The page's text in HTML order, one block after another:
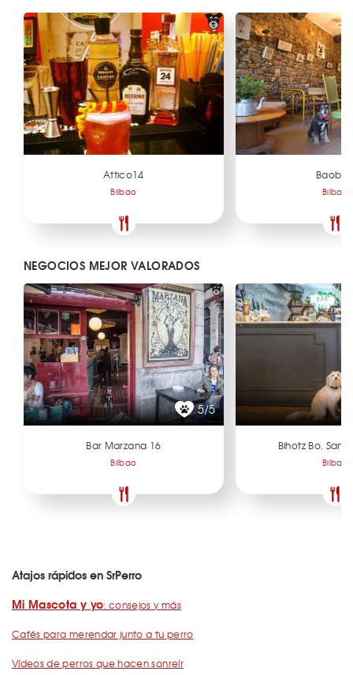
Attico14
Bilbao Bilbao
NEGOCIOS MEJOR VALORADOS
5/5
Bar Marzana 16
Bilbao
Bihotz Bo. San
Bilbao
Atajos rápidos en SrPerro
Mi Mascota y yo: consejos y más
Cafés para merendar junto a tu perro
Vídeos de perros que hacen sonreír